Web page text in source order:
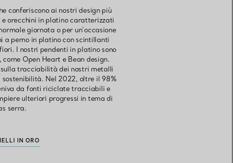
conferiscono ai nostri design più
orecchini in platino caratterizzati
giornata o per un’occasione
a perno in platino con scintillanti
I nostri pendenti in platino sono
Open Heart e Bean design.
tracciabilità dei nostri metalli
Nel 2022, oltre il 98%
da fonti riciclate tracciabili e
ulteriori progressi in tema di
serra.
IN ORO